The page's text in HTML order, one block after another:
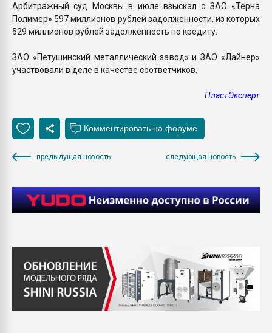
Арбитражный суд Москвы в июле взыскал с ЗАО «Терна
Полимер» 597 миллионов рублей задолженности, из которых
529 миллионов рублей задолженность по кредиту.
ЗАО «Петушинский металлический завод» и ЗАО «Лайнер»
участвовали в деле в качестве соответчиков.
ПластЭксперт
предыдущая новость следующая новость